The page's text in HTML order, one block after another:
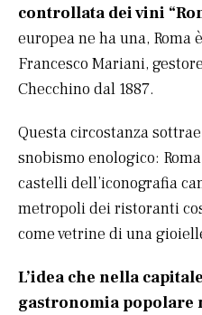
controllata dei vini
europea ne ha una, Roma
Francesco Mariani,
Checchino dal 1887.
Questa circostanza
snobismo enologico:
castelli dell’iconografia
metropoli dei ristoranti
come vetrine di una
L’idea che nella
gastronomia popolare